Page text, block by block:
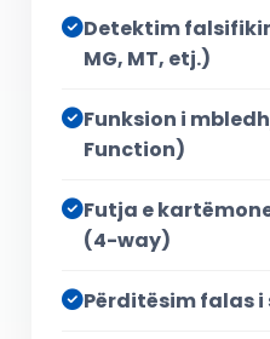
Detektim
MG, MT, etj.)
Funksion i
Function)
Futja e
(4-way)
Përditësim falas i